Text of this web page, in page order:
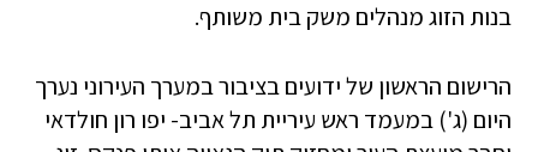
בנות הזוג מנהלים משק בית משותף.
הרישום הראשון של ידועים בציבור במערך העירוני נערך
היום (ג') במעמד ראש עיריית תל אביב- יפו רון חולדאי